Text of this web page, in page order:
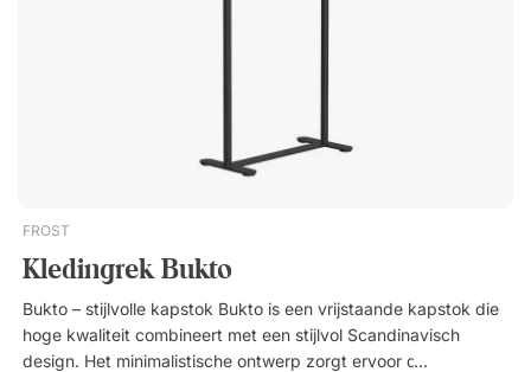
FROST
Kledingrek Bukto
Bukto – stijlvolle kapstok Bukto is een vrijstaande kapstok die
hoge kwaliteit combineert met een stijlvol Scandinavisch
design. Het minimalistische ontwerp zorgt ervoor dat hij net zo